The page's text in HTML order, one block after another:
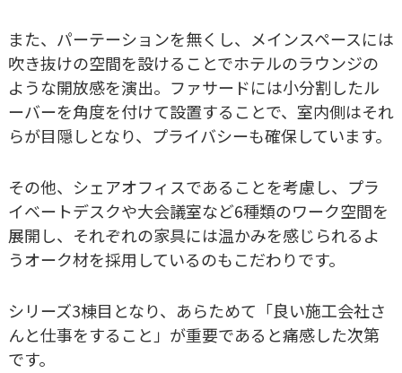
また、パーテーションを無くし、メインスペースには
吹き抜けの空間を設けることでホテルのラウンジの
ような開放感を演出。ファサードには小分割したル
ーバーを角度を付けて設置することで、室内側はそれ
らが目隠しとなり、プライバシーも確保しています。
その他、シェアオフィスであることを考慮し、プラ
イベートデスクや大会議室など6種類のワーク空間を
展開し、それぞれの家具には温かみを感じられるよ
うオーク材を採用しているのもこだわりです。
シリーズ3棟目となり、あらためて「良い施工会社さ
んと仕事をすること」が重要であると痛感した次第
です。